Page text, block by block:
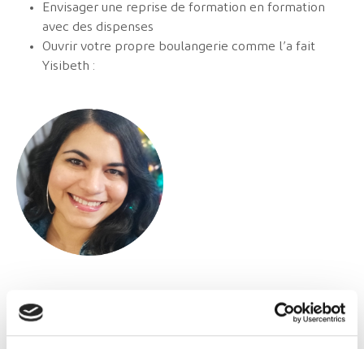
Envisager une reprise de formation en formation
avec des dispenses
Ouvrir votre propre boulangerie comme l’a fait
Yisibeth :
« Je m’appelle Yisibeth Lugo de Garcia. Au Venezuela,